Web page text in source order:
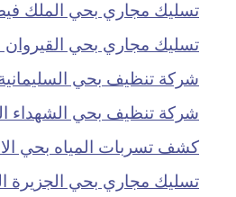
تسليك مجاري بحي الملك
تسليك مجاري بحي القيروان
شركة تنظيف بحي
شركة تنظيف بحي الشهداء
كشف تسربات المياه بحي
تسليك مجاري بحي الجزيرة